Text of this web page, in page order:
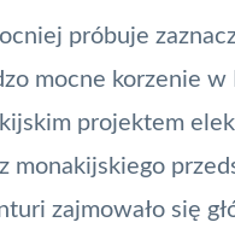
próbuje
mocne korzenie
projektem
monakijskiego
zajmowało się